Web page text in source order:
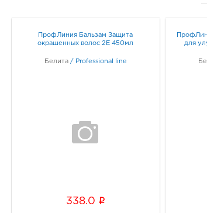
ПрофЛиния Бальзам Защита
окрашенных волос 2Е 450мл
Белита / Professional line
338.0 i
для